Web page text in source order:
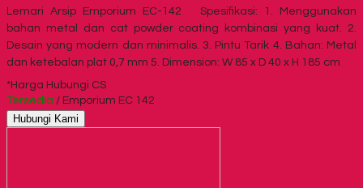
Lemari Arsip Emporium EC-142 Spesifikasi: 1. Menggunakan
bahan metal dan cat powder coating kombinasi yang kuat. 2.
Desain yang modern dan minimalis. 3. Pintu Tarik 4. Bahan: Metal
dan ketebalan plat 0,7 mm 5. Dimension: W 85 x D 40 x H 185 cm
*Harga Hubungi CS
Tersedia / Emporium EC 142
Hubungi Kami